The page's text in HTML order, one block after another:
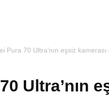
Pura 70 Ultra’nın eşsiz kamerası
Ultra’nın